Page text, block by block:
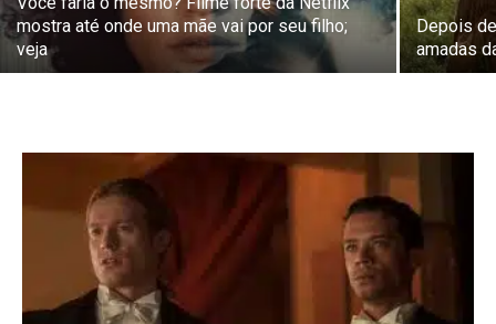
mostra até onde uma mãe vai por seu filho;
veja
Depois
amadas